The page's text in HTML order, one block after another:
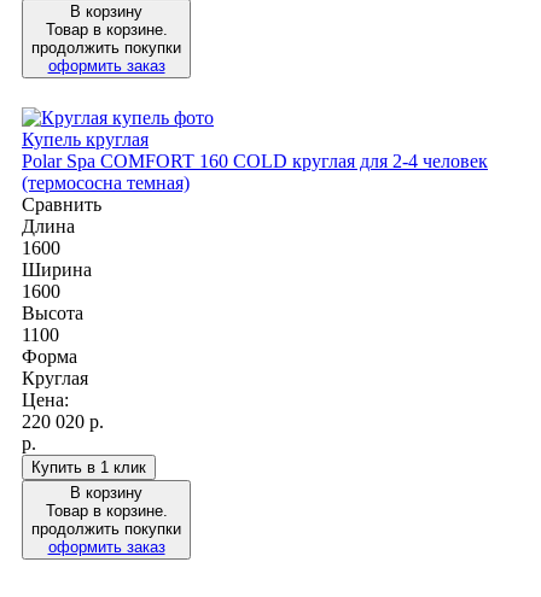
В корзину
Товар в корзине.
продолжить покупки
оформить заказ
Купель круглая
Polar Spa COMFORT 160 COLD круглая для 2-4 человек
(термососна темная)
Сравнить
Длина
1600
Ширина
1600
Высота
1100
Форма
Круглая
Цена:
220 020 р.
р.
Купить в 1 клик
В корзину
Товар в корзине.
продолжить покупки
оформить заказ